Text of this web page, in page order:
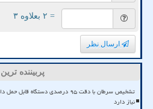
= ۲ بعلاوه ۳
ارسال نظر
پربیننده
تشخیص سرطان با دقت ۹۵ درصدی
نیاز دارد